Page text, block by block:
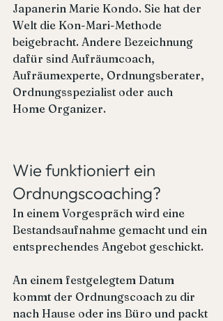
Japanerin Marie Kondo. Sie hat der
Welt die Kon-Mari-Methode
beigebracht. Andere Bezeichnung
dafür sind Aufräumcoach,
Aufräumexperte, Ordnungsberater,
Ordnungsspezialist oder auch
Home Organizer.
Wie funktioniert ein
Ordnungscoaching?
In einem Vorgespräch wird eine
Bestandsaufnahme gemacht und ein
entsprechendes Angebot geschickt.
An einem festgelegtem Datum
kommt der Ordnungscoach zu dir
nach Hause oder ins Büro und packt